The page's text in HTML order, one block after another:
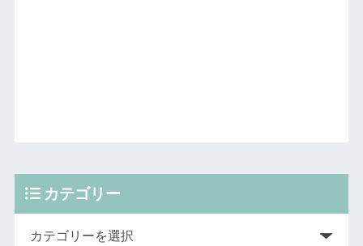
カテゴリー